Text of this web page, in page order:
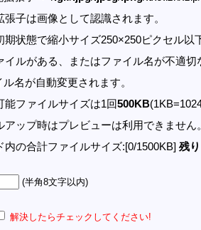
張子は画像として認識されます。
期状態で縮小サイズ250×250ピクセル以
イルがある、またはファイル名が不適切
が自動変更されます。
能ファイルサイズは1回500KB
アップ時はプレビューは利用できません
内の合計ファイルサイズ:[0/1500KB] 残
(半角8文字以内)
解決したらチェックしてください!